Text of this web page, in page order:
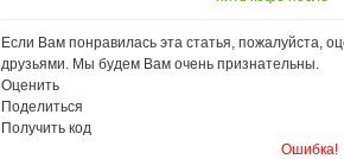
Если Вам понравилась эта статья, пожалуйста,
друзьями. Мы будем Вам очень признательны.
Оценить
Поделиться
Получить код
Ошибка!